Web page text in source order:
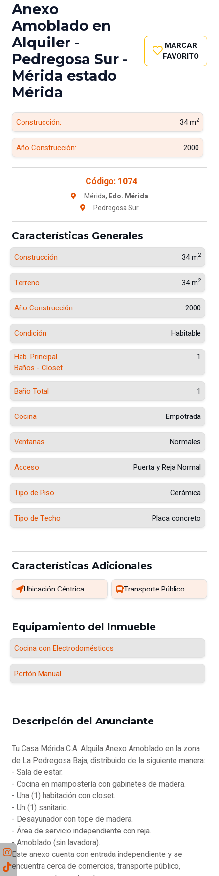
Anexo
Amoblado en
Alquiler -
Pedregosa Sur -
Mérida estado
Mérida
MARCAR
FAVORITO
Construcción: 34 m2
Año Construcción: 2000
Código: 1074
Mérida, Edo. Mérida
Pedregosa Sur
Características Generales
Construcción 34 m2
Terreno 34 m2
Año Construcción 2000
Condición Habitable
Hab. Principal
1
Baños - Closet
Baño Total 1
Cocina Empotrada
Ventanas Normales
Acceso Puerta y Reja Normal
Tipo de Piso Cerámica
Tipo de Techo Placa concreto
Características Adicionales
Ubicación Céntrica Transporte Público
Equipamiento del Inmueble
Cocina con Electrodomésticos
Portón Manual
Descripción del Anunciante
Tu Casa Mérida C.A. Alquila Anexo Amoblado en la zona
de La Pedregosa Baja, distribuido de la siguiente manera:
- Sala de estar.
- Cocina en mampostería con gabinetes de madera.
- Una (1) habitación con closet.
- Un (1) sanitario.
- Desayunador con tope de madera.
- Área de servicio independiente con reja.
- Amoblado (sin lavadora).
Este anexo cuenta con entrada independiente y se
encuentra cerca de comercios, transporte público,